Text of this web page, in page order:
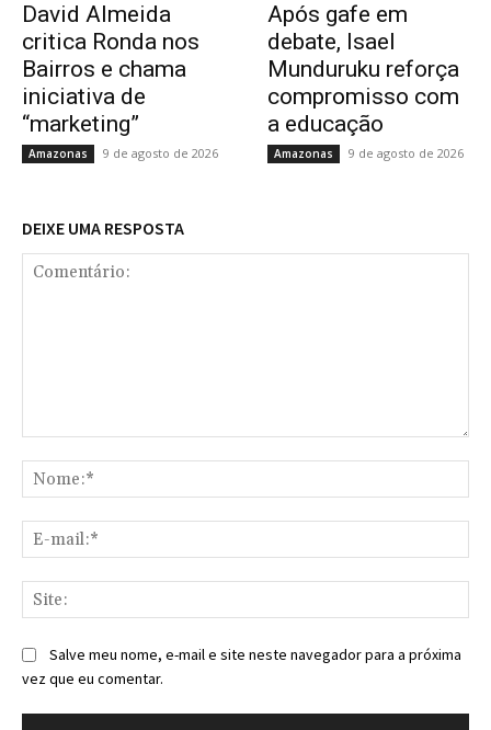
David Almeida
critica Ronda nos
Bairros e chama
iniciativa de
“marketing”
Amazonas 9 de agosto de 2026
Após gafe em
debate, Isael
Munduruku reforça
compromisso com
a educação
Amazonas 9 de agosto de 2026
DEIXE UMA RESPOSTA
Salve meu nome, e-mail e site neste navegador para a próxima
vez que eu comentar.